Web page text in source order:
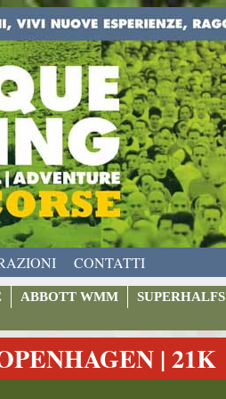
CONTATTI
ABBOTT WMM
SUPERHALFS
| 21K